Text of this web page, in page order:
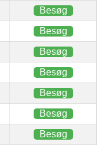
Besøg
Besøg
Besøg
Besøg
Besøg
Besøg
Besøg